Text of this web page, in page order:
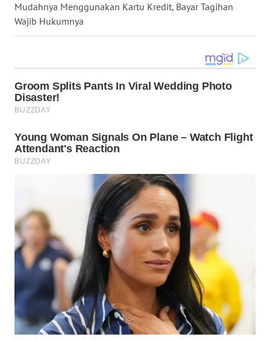
Mudahnya Menggunakan Kartu Kredit, Bayar Tagihan
Wajib Hukumnya
WN
DANAU
TOBA
WN
NIAS
WN
WN
WN
TANJUNG
LESUNG
WN
KARO
WN
SIMALUNGUN